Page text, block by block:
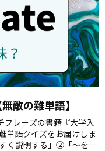
敵の難単語】
フレーズの書籍『大学入
単語クイズをお届けしま
く説明する」②「～を複